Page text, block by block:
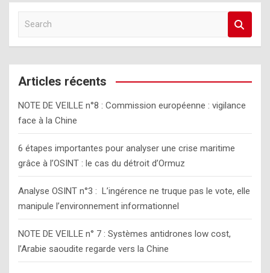
a
r
c
Articles récents
NOTE DE VEILLE n°8 : Commission européenne : vigilance
face à la Chine
6 étapes importantes pour analyser une crise maritime
grâce à l’OSINT : le cas du détroit d’Ormuz
Analyse OSINT n°3 : L’ingérence ne truque pas le vote, elle
manipule l’environnement informationnel
NOTE DE VEILLE n° 7 : Systèmes antidrones low cost,
l’Arabie saoudite regarde vers la Chine